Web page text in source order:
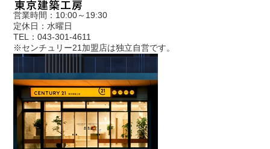
営業時間：10:00～19:30
定休日：水曜日
TEL：043-301-4611
※センチュリー21加盟店は独立自営です。